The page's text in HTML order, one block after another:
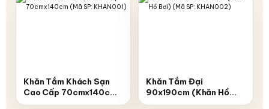
Khăn Tắm Khách Sạn
Cao Cấp 70cmx140cm
(Mã SP: KHAN001)
Khăn Tắm Đại
90x190cm (Khăn Hồ
Bơi) (Mã SP: KHAN002)